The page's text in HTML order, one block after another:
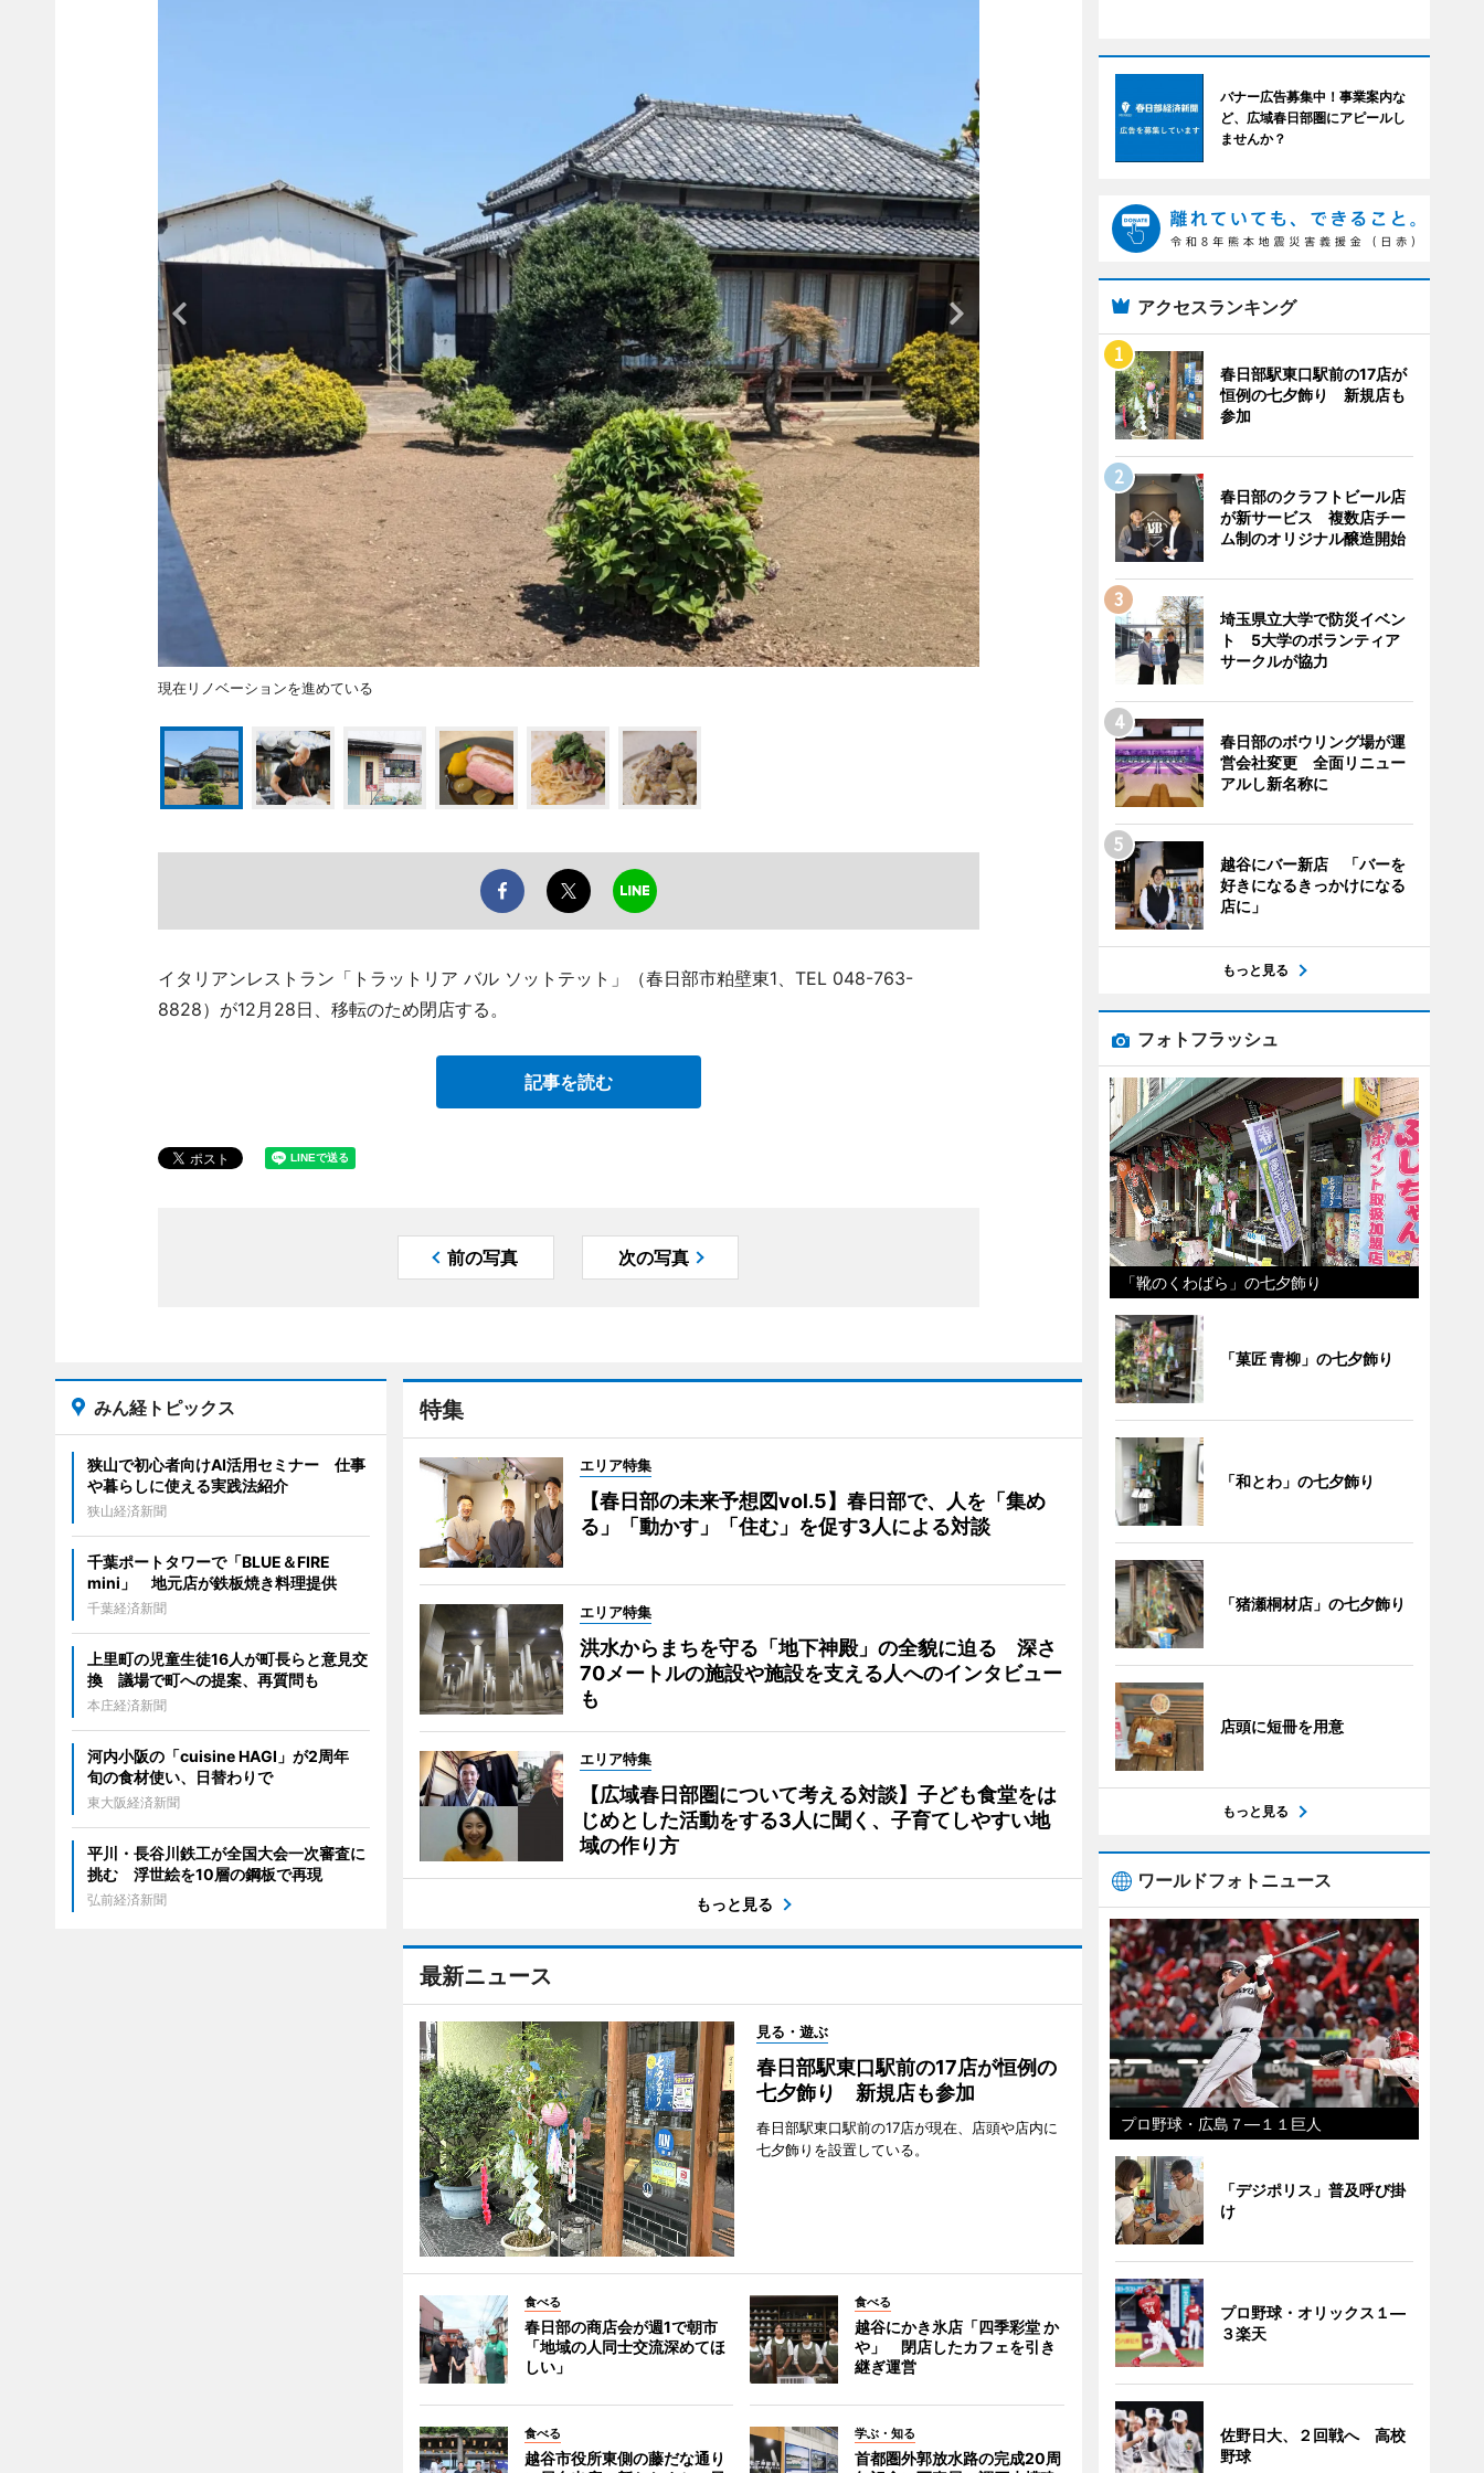
現在リノベーションを進めている
イタリアンレストラン「トラットリア バル ソットテット」（春日部市粕壁東1、TEL 048-763-
8828）が12月28日、移転のため閉店する。
記事を読む
前の写真 次の写真
特集
エリア特集
【春日部の未来予想図vol.5】春日部で、人を「集め
る」「動かす」「住む」を促す3人による対談
エリア特集
洪水からまちを守る「地下神殿」の全貌に迫る 深さ
70メートルの施設や施設を支える人へのインタビュー
も
エリア特集
【広域春日部圏について考える対談】子ども食堂をは
じめとした活動をする3人に聞く、子育てしやすい地
域の作り方
もっと見る
最新ニュース
見る・遊ぶ
春日部駅東口駅前の17店が恒例の
七夕飾り 新規店も参加
春日部駅東口駅前の17店が現在、店頭や店内に
七夕飾りを設置している。
食べる
春日部の商店会が週1で朝市
「地域の人同士交流深めてほ
しい」
食べる
越谷にかき氷店「四季彩堂 か
や」 閉店したカフェを引き
継ぎ運営
食べる
越谷市役所東側の藤だな通り
学ぶ・知る
首都圏外郭放水路の完成20周
みん経トピックス
狭山で初心者向けAI活用セミナー 仕事
や暮らしに使える実践法紹介
狭山経済新聞
千葉ポートタワーで「BLUE＆FIRE
mini」 地元店が鉄板焼き料理提供
千葉経済新聞
上里町の児童生徒16人が町長らと意見交
換 議場で町への提案、再質問も
本庄経済新聞
河内小阪の「cuisine HAGI」が2周年
旬の食材使い、日替わりで
東大阪経済新聞
平川・長谷川鉄工が全国大会一次審査に
挑む 浮世絵を10層の鋼板で再現
弘前経済新聞
バナー広告募集中！事業案内な
ど、広域春日部圏にアピールし
ませんか？
アクセスランキング
春日部駅東口駅前の17店が
恒例の七夕飾り 新規店も
参加
春日部のクラフトビール店
が新サービス 複数店チー
ム制のオリジナル醸造開始
埼玉県立大学で防災イベン
ト 5大学のボランティア
サークルが協力
春日部のボウリング場が運
営会社変更 全面リニュー
アルし新名称に
越谷にバー新店 「バーを
好きになるきっかけになる
店に」
もっと見る
フォトフラッシュ
「靴のくわばら」の七夕飾り
「菓匠 青柳」の七夕飾り
「和とわ」の七夕飾り
「猪瀬桐材店」の七夕飾り
店頭に短冊を用意
もっと見る
ワールドフォトニュース
プロ野球・広島７―１１巨人
「デジポリス」普及呼び掛
け
プロ野球・オリックス１―
３楽天
佐野日大、２回戦へ 高校
野球